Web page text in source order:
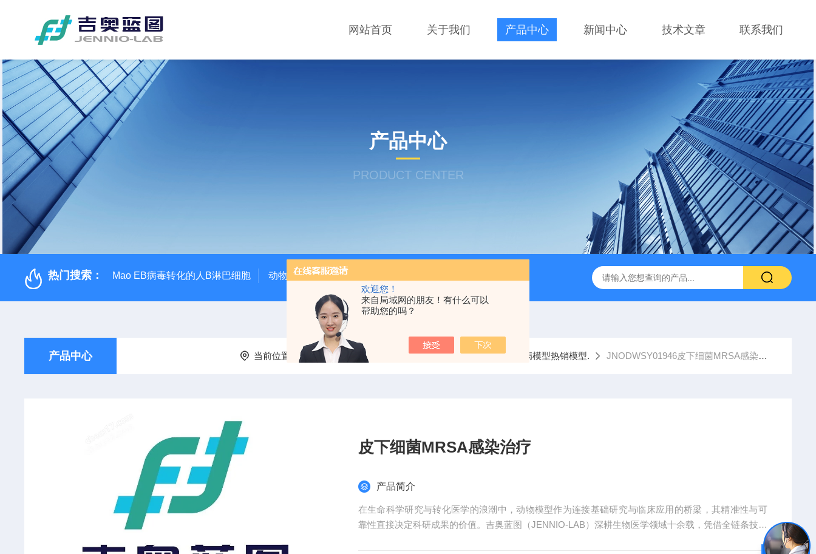
欢迎您！
来自局域网的朋友！有什么可以
帮助您的吗？
网站首页 关于我们 产品中心 新闻中心 技术文章 联系我们
产品中心
PRODUCT CENTER
热门搜索： Mao EB病毒转化的人B淋巴细胞 动物实验外包 北京 人源肿瘤组织异种移植（PDX）小鼠模型 流式实验外包
产品中心 当前位置： 首页 产品中心 动物疾病模型造模服务 动物疾病模型热销模型. JNODWSY01946皮下细菌MRSA感染治疗
皮下细菌MRSA感染治疗
产品简介
在生命科学研究与转化医学的浪潮中，动物模型作为连接基础研究与临床应用的桥梁，其精准性与可
靠性直接决定科研成果的价值。吉奥蓝图（JENNIO-LAB）深耕生物医学领域十余载，凭借全链条技术
平台、专业化模型库与标准化服务体系，为全球科研机构、药企及医疗机构提供覆盖动物模型构建、